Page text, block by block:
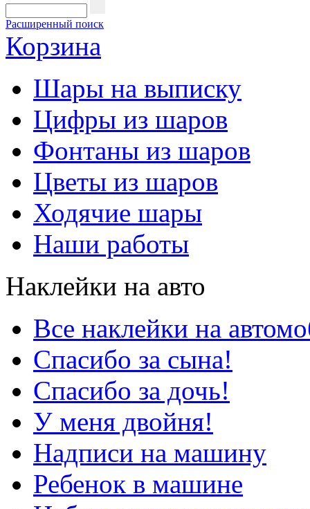
Расширенный поиск
Корзина
Шары на выписку
Цифры из шаров
Фонтаны из шаров
Цветы из шаров
Ходячие шары
Наши работы
Наклейки на авто
Все наклейки на
Спасибо за сына!
Спасибо за дочь!
У меня двойня!
Надписи на машину
Ребенок в машине